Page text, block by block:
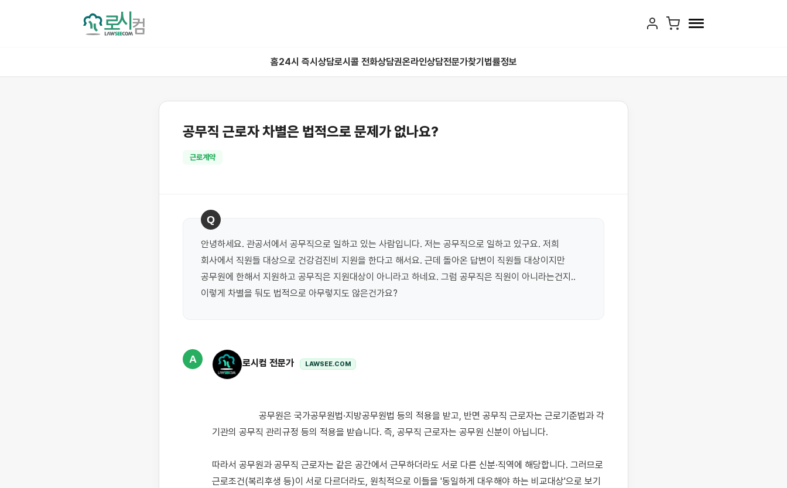
홈24시 즉시상담로시콜 전화상담권온라인상담전문가찾기 법률정보
공무직 근로자 차별은 법적으로 문제가 없나요?
근로계약
Q
안녕하세요. 관공서에서 공무직으로 일하고 있는 사람입니다. 저는 공무직으로 일하고 있구요. 저희
회사에서 직원들 대상으로 건강검진비 지원을 한다고 해서요. 근데 돌아온 답변이 직원들 대상이지만
공무원에 한해서 지원하고 공무직은 지원대상이 아니라고 하네요. 그럼 공무직은 직원이 아니라는건지..
이렇게 차별을 둬도 법적으로 아무렇지도 않은건가요?
A 로시컴 전문가 LAWSEE.COM
기관의 공무직 관리규정 등의 적용을 받습니다. 즉, 공무직 근로자는 공무원 신분이 아닙니다.
따라서 공무원과 공무직 근로자는 같은 공간에서 근무하더라도 서로 다른 신분·직역에 해당합니다. 그러므로
근로조건(복리후생 등)이 서로 다르더라도, 원칙적으로 이들을 '동일하게 대우해야 하는 비교대상'으로 보기